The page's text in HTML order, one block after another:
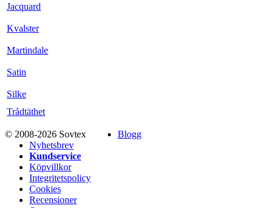
Jacquard
Kvalster
Martindale
Satin
Silke
Trådtäthet
© 2008-2026 Sovtex
Blogg
Nyhetsbrev
Kundservice
Köpvillkor
Integritetspolicy
Cookies
Recensioner